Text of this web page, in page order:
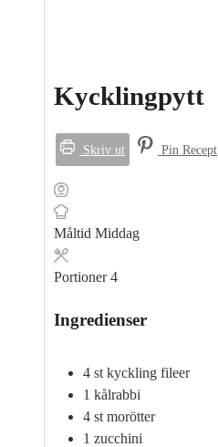
Kycklingpytt
Skriv ut Pin Recept
Måltid Middag
Portioner4
Ingredienser
4 st kyckling fileer
1 kålrabbi
4 st morötter
1 zucchini